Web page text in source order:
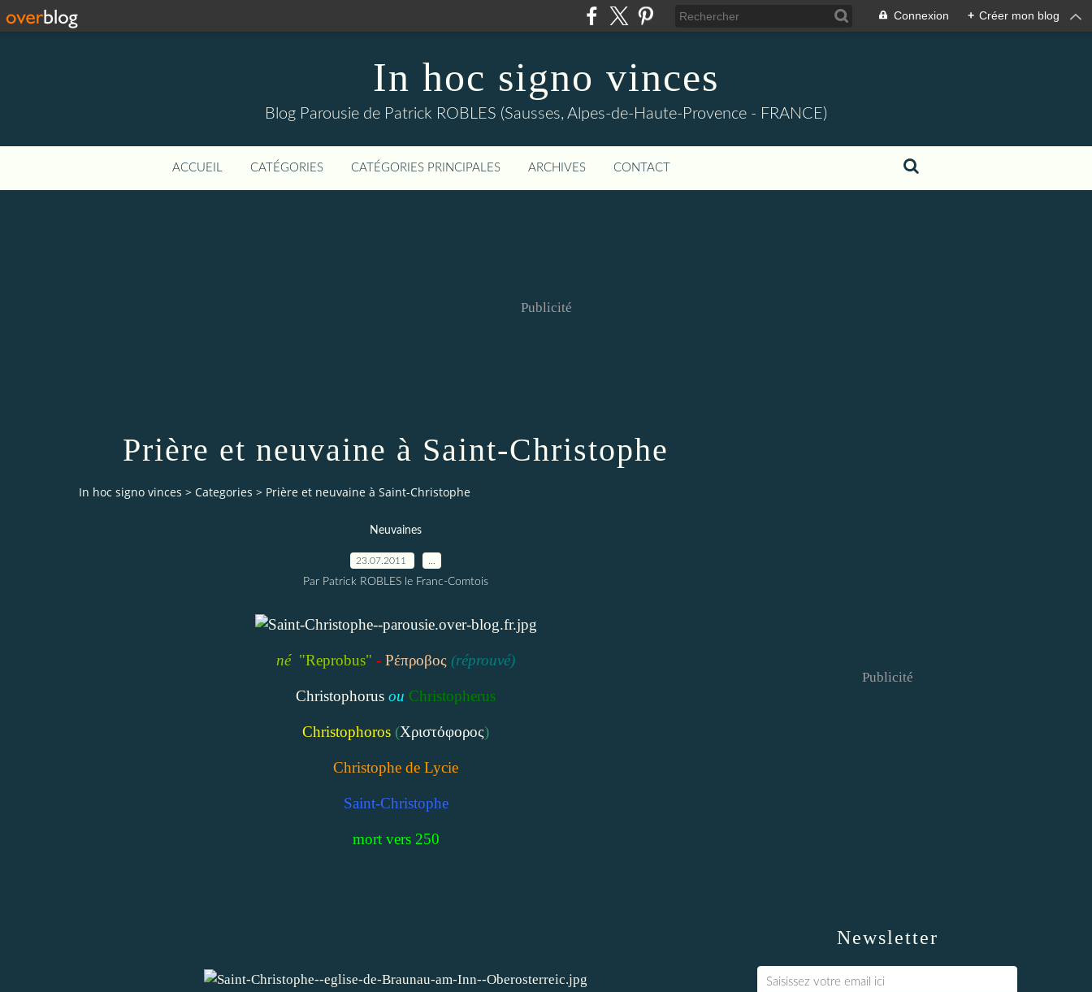
Connexion + Créer mon blog
In hoc signo vinces
Blog Parousie de Patrick ROBLES (Sausses, Alpes-de-Haute-Provence - FRANCE)
ACCUEIL CATÉGORIES CATÉGORIES PRINCIPALES ARCHIVES CONTACT
Publicité
Prière et neuvaine à Saint-Christophe
In hoc signo vinces > Categories > Prière et neuvaine à Saint-Christophe
Neuvaines
23.07.2011
Par Patrick ROBLES le Franc-Comtois
né"Reprobus" - Ρέπροβος (réprouvé)
Christophorus ou Christopherus
Christophoros (Χριστόφορος)
Christophe de Lycie
Saint-Christophe
mort vers 250
Newsletter
Publicité